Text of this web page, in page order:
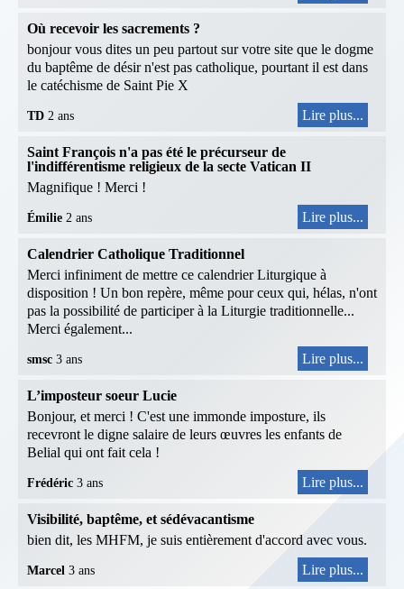
Où recevoir les sacrements ?
bonjour vous dites un peu partout sur votre site que le dogme
du baptême de désir n'est pas catholique, pourtant il est dans
le catéchisme de Saint Pie X
TD 2 ans Lire plus...
Saint François n'a pas été le précurseur de
l'indifférentisme religieux de la secte Vatican II
Magnifique ! Merci !
Émilie 2 ans Lire plus...
Calendrier Catholique Traditionnel
Merci infiniment de mettre ce calendrier Liturgique à
disposition ! Un bon repère, même pour ceux qui, hélas, n'ont
pas la possibilité de participer à la Liturgie traditionnelle...
Merci également...
smsc 3 ans Lire plus...
L’imposteur soeur Lucie
Bonjour, et merci ! C'est une immonde imposture, ils
recevront le digne salaire de leurs œuvres les enfants de
Belial qui ont fait cela !
Frédéric 3 ans Lire plus...
Visibilité, baptême, et sédévacantisme
bien dit, les MHFM, je suis entièrement d'accord avec vous.
Marcel 3 ans Lire plus...